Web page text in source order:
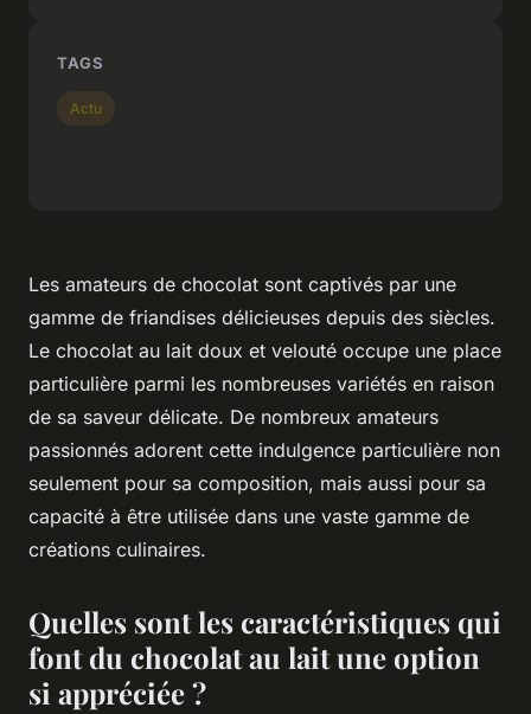
Les amateurs de chocolat sont captivés par une
gamme de friandises délicieuses depuis des siècles.
Le chocolat au lait doux et velouté occupe une place
particulière parmi les nombreuses variétés en raison
de sa saveur délicate. De nombreux amateurs
passionnés adorent cette indulgence particulière non
seulement pour sa composition, mais aussi pour sa
capacité à être utilisée dans une vaste gamme de
créations culinaires.
Quelles sont les caractéristiques qui
font du chocolat au lait une option
si appréciée ?
TAGS
Actu